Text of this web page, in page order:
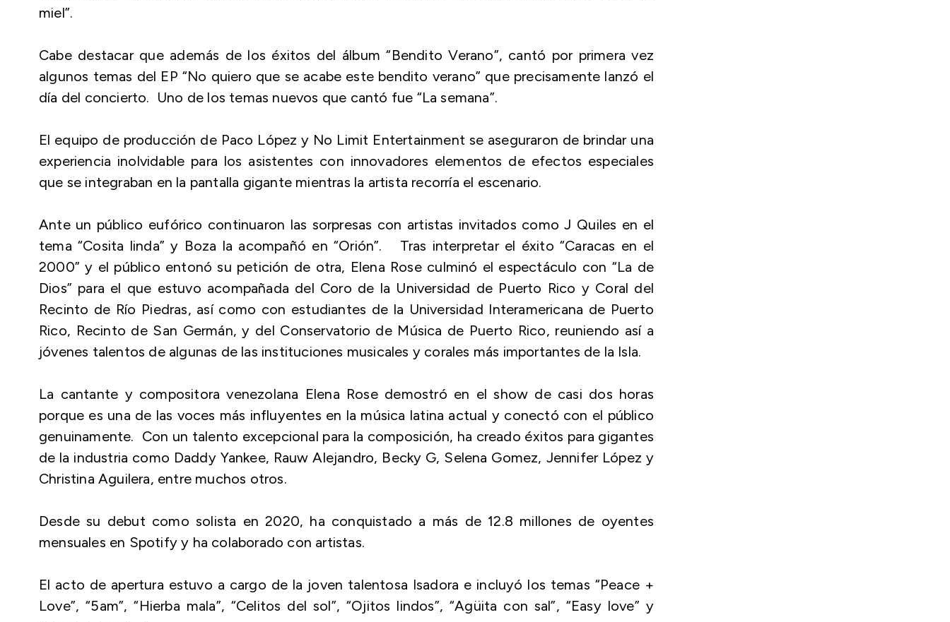
miel”.
Cabe destacar que además de los éxitos del álbum “Bendito Verano”, cantó por primera vez
algunos temas del EP “No quiero que se acabe este bendito verano” que precisamente lanzó el
día del concierto. Uno de los temas nuevos que cantó fue “La semana”.
El equipo de producción de Paco López y No Limit Entertainment se aseguraron de brindar una
experiencia inolvidable para los asistentes con innovadores elementos de efectos especiales
que se integraban en la pantalla gigante mientras la artista recorría el escenario.
Ante un público eufórico continuaron las sorpresas con artistas invitados como J Quiles en el
tema “Cosita linda” y Boza la acompañó en “Orión”. Tras interpretar el éxito “Caracas en el
2000” y el público entonó su petición de otra, Elena Rose culminó el espectáculo con “La de
Dios” para el que estuvo acompañada del Coro de la Universidad de Puerto Rico y Coral del
Recinto de Río Piedras, así como con estudiantes de la Universidad Interamericana de Puerto
Rico, Recinto de San Germán, y del Conservatorio de Música de Puerto Rico, reuniendo así a
jóvenes talentos de algunas de las instituciones musicales y corales más importantes de la Isla.
La cantante y compositora venezolana Elena Rose demostró en el show de casi dos horas
porque es una de las voces más influyentes en la música latina actual y conectó con el público
genuinamente. Con un talento excepcional para la composición, ha creado éxitos para gigantes
de la industria como Daddy Yankee, Rauw Alejandro, Becky G, Selena Gomez, Jennifer López y
Christina Aguilera, entre muchos otros.
Desde su debut como solista en 2020, ha conquistado a más de 12.8 millones de oyentes
mensuales en Spotify y ha colaborado con artistas.
El acto de apertura estuvo a cargo de la joven talentosa Isadora e incluyó los temas “Peace +
Love”, “5am”, “Hierba mala”, “Celitos del sol”, “Ojitos lindos”, “Agüita con sal”, “Easy love” y